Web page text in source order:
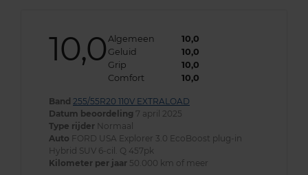
10,0 Algemeen
10,0
Geluid
10,0
Grip
10,0
Comfort
10,0
Band 255/55R20 110V EXTRALOAD
Datum beoordeling 7 april 2025
Type rijder Normaal
Auto FORD USA Explorer 3.0 EcoBoost plug-in
Hybrid SUV 6-cil. Q 457pk
Kilometer per jaar 50.000 km of meer